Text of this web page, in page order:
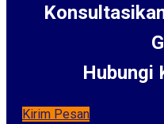
Hubungi
Kirim Pesan